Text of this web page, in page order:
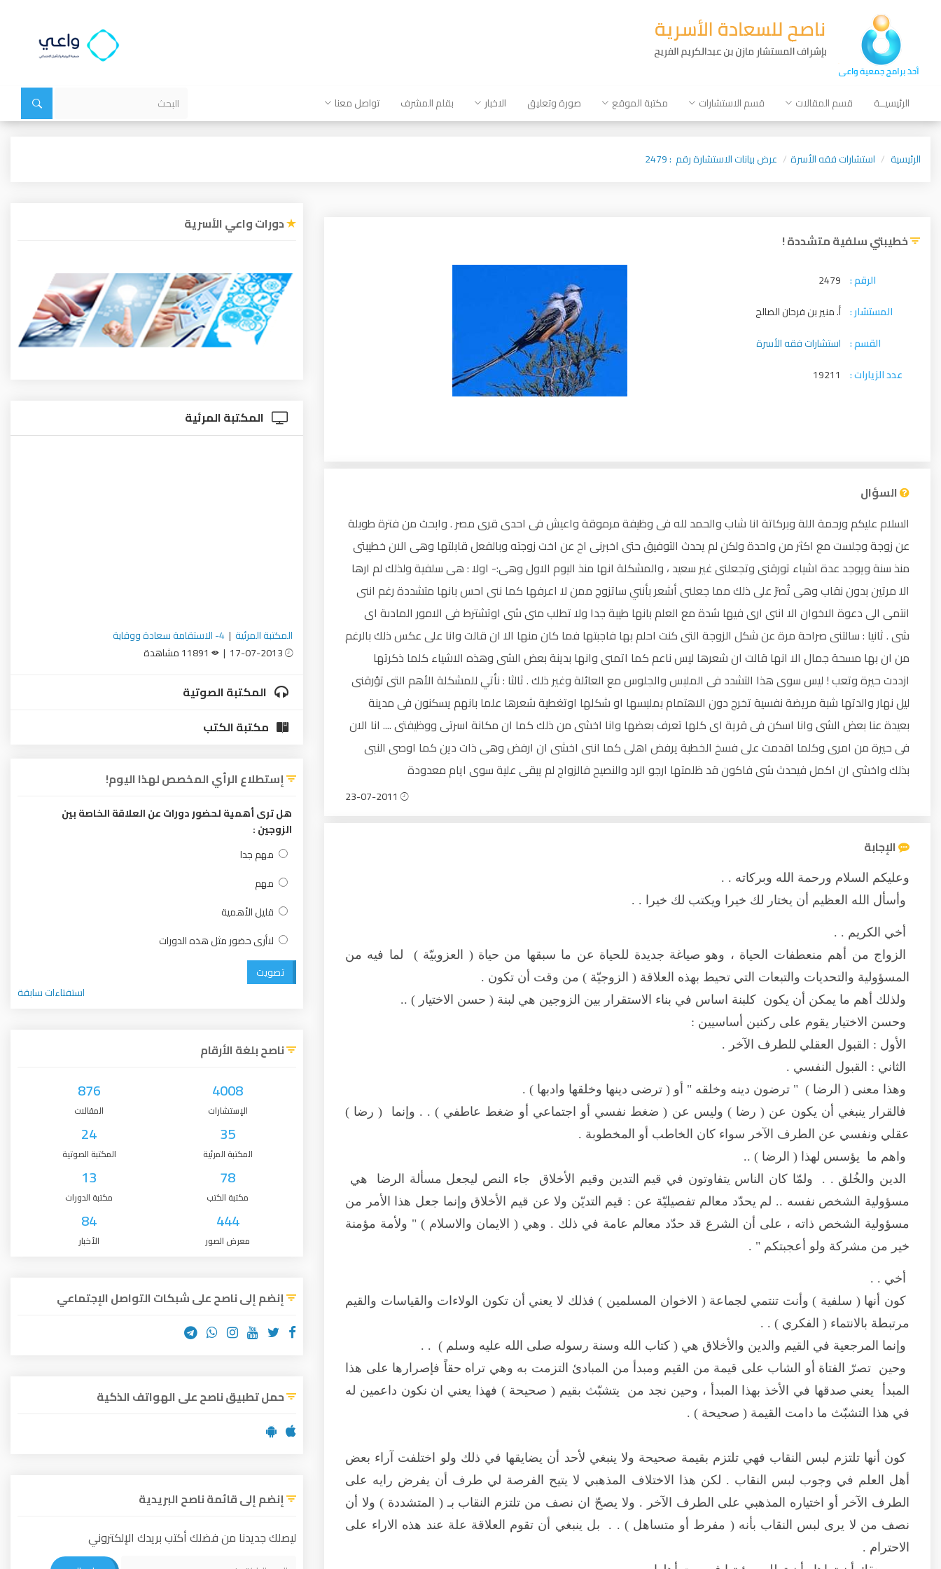
الرئيسيــة قسم المقالات قسم الاستشارات مكتبة الموقع صورة وتعليق الاخبار بقلم المشرف تواصل معنا
الرئيسية استشارات فقه الأسرة عرض بيانات الاستشارة رقم : 2479
خطيبتي سلفية متشددة !
الرقم : 2479
المستشار : أ. منير بن فرحان الصالح
القسم : استشارات فقه الأسرة
عدد الزيارات :
19211
السؤال
السلام عليكم ورحمة اللة وبركاتة انا شاب والحمد لله فى وظيفة مرموقة واعيش فى احدى قرى مصر . وابحث من فترة طوبلة
عن زوجة وجلست مع اكثر من واحدة ولكن لم يحدث التوفيق حتى اخبرنى اخ عن اخت زوجته وبالفعل قابلتها وهى الان خطيبتى
منذ سنة ويوجد عدة اشياء تورقنى وتجعلنى غير سعيد ، والمشكلة انها منذ اليوم الاول وهى:- اولا : هى سلفية ولذلك لم ارها
الا مرتين بدون نقاب وهى تُصرّ على ذلك مما جعلنى أشعر بأنني ساتزوج ممن لا اعرفها كما ننى احس بانها متشددة رغم اننى
انتمى الى دعوة الاخوان الا اننى ارى فيها شدة مع العلم بانها طيبة جدا ولا تطلب منى شى اوتشترط فى الامور المادىة اى
شى . ثانيا : سالتنى صراحة مرة عن شكل الزوجة التى كنت احلم بها فاجبتها فما كان منها الا ان قالت وانا على عكس ذلك بالرغم
من ان بها مسحة جمال الا انها قالت ان شعرها ليس ناعم كما اتمنى وانها بدينة بعض الشى وهذه الاشياء كلما ذكرتها
ازددت حيرة وتعب ! ليس سوى هذا التشدد فى الملبس والجلوس مع العائلة وغير ذلك . ثالثا : نأتي للمشكلة الأهم التى تؤرقنى
ليل نهار والدتها شبة مريضة نفسية تخرج دون الاهتمام بملبسها او شكلها اوتغطية شعرها علما بانهم يسكنون فى مدينة
بعيدة عنا بعض الشى وانا اسكن فى قرية اى كلها تعرف بعضها وانا اخشى من ذلك كما ان مكانة اسرتى ووظيفتى .... انا الان
فى حيرة من امرى وكلما اقدمت على فسخ الخطبة يرفض اهلى كما اننى اخشى ان ارفض وهى ذات دين كما اوصى النبى
بذلك واخشى ان اكمل فيحدث شى فاكون قد ظلمتها ارجو الرد والنصيح فالزواج لم يبقى علية سوى ايام معدودة
الإجابة
وعليكم السلام ورحمة الله وبركاته . .
وأسأل الله العظيم أن يختار لك خيرا ويكتب لك خيرا . .
أخي الكريم . .
الزواج من أهم منعطفات الحياة ، وهو صياغة جديدة للحياة عن ما سبقها من حياة ( العزوبيّة ) لما فيه من
المسؤولية والتحديات والتبعات التي تحيط بهذه العلاقة ( الزوجيّة ) من وقت أن تكون .
ولذلك أهم ما يمكن أن يكون كلبنة اساس في بناء الاستقرار بين الزوجين هي لبنة ( حسن الاختيار ) ..
وحسن الاختيار يقوم على ركنين أساسيين :
الأول : القبول العقلي للطرف الآخر .
الثاني : القبول النفسي .
وهذا معنى ( الرضا ) " ترضون دينه وخلقه " أو ( ترضى دينها وخلقها وادبها ) .
فالقرار ينبغي أن يكون عن ( رضا ) وليس عن ( ضغط نفسي أو اجتماعي أو ضغط عاطفي ) . . وإنما ( رضا )
عقلي ونفسي عن الطرف الآخر سواء كان الخاطب أو المخطوبة .
واهم ما يؤسس لهذا ( الرضا ) ..
الدين والخُلق . . ولمّا كان الناس يتفاوتون في قيم التدين وقيم الأخلاق جاء النص ليجعل مسألة الرضا هي
مسؤولية الشخص نفسه .. لم يحدّد معالم تفصيليّة عن : قيم التديّن ولا عن قيم الأخلاق وإنما جعل هذا الأمر من
مسؤولية الشخص ذاته ، على أن الشرع قد حدّد معالم عامة في ذلك . وهي ( الايمان والاسلام ) " ولأمة مؤمنة
خير من مشركة ولو أعجبتكم " .
أخي . .
كون أنها ( سلفية ) وأنت تنتمي لجماعة ( الاخوان المسلمين ) فذلك لا يعني أن تكون الولاءات والقياسات والقيم
مرتبطة بالانتماء ( الفكري ) . .
وإنما المرجعية في القيم والدين والأخلاق هي ( كتاب الله وسنة رسوله صلى الله عليه وسلم ) . .
وحين تصرّ الفتاة أو الشاب على قيمة من القيم ومبدأ من المبادئ التزمت به وهي تراه حقاً فإصرارها على هذا
المبدأ يعني صدقها في الأخذ بهذا المبدأ ، وحين نجد من يتشبّث بقيم ( صحيحة ) فهذا يعني ان نكون داعمين له
في هذا التشبّث ما دامت القيمة ( صحيحة ) .
كون أنها تلتزم لبس النقاب فهي تلتزم بقيمة صحيحة ولا ينبغي لأحد أن يضايقها في ذلك ولو اختلفت آراء بعض
أهل العلم في وجوب لبس النقاب . لكن هذا الاختلاف المذهبي لا يتيح الفرصة لي طرف أن يفرض رايه على
الطرف الآخر أو اختياره المذهبي على الطرف الآخر . ولا يصحّ ان نصف من تلتزم النقاب بـ ( المتشددة ) ولا أن
نصف من لا يرى لبس النقاب بأنه ( مفرط أو متساهل ) . . بل ينبغي أن تقوم العلاقة علة عند هذه الاراء على
الاحترام .
دورات واعي الأسرية
المكتبة المرئية
المكتبة المرئية | 4- الاستقامة سعادة ووقاية
المكتبة الصوتية
مكتبة الكتب
إستطلاع الرأي المخصص لهذا اليوم!
هل ترى أهمية لحضور دورات عن العلاقة الخاصة بين
الزوجين :
مهم جدا
مهم
قليل الأهمية
لاأرى حضور مثل هذه الدورات
تصويت
استفتاءات سابقة
ناصح بلغة الأرقام
4008
الإستشارات
876
المقالات
35
المكتبة المرئية
24
المكتبة الصوتية
78
مكتبة الكتب
13
مكتبة الدورات
444
معرض الصور
84
الأخبار
إنضم إلى ناصح على شبكات التواصل الإجتماعي
حمل تطبيق ناصح على الهواتف الذكية
إنضم إلى قائمة ناصح البريدية
ليصلك جديدنا من فضلك أكتب بريدك الإلكتروني